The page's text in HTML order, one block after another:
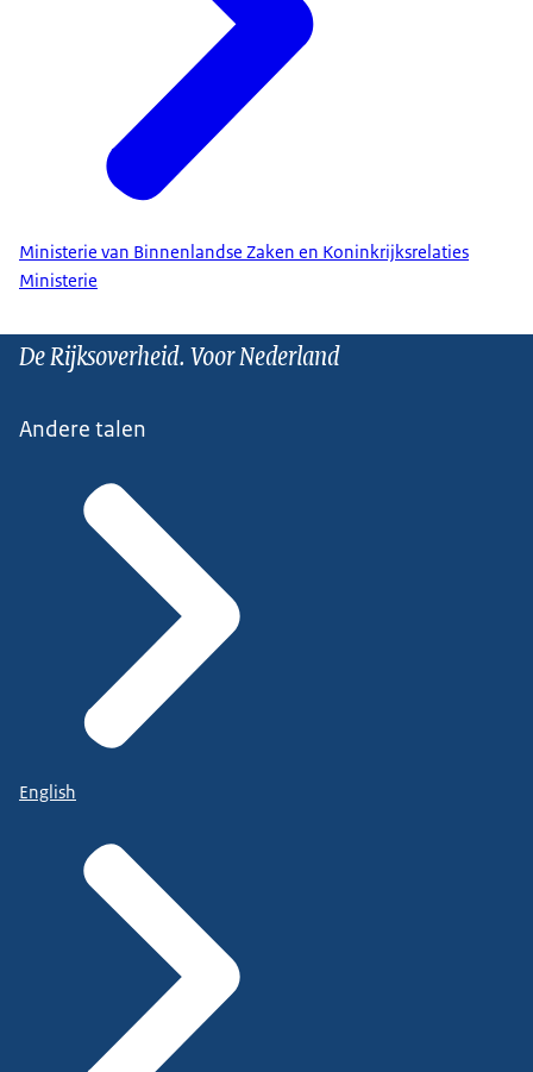
Ministerie van Binnenlandse Zaken en Koninkrijksrelaties
Ministerie
De Rijksoverheid. Voor Nederland
Andere talen
English